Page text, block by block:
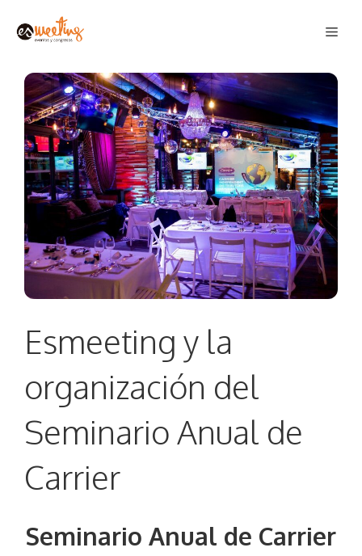
Esmeeting y la
organización del
Seminario Anual de
Carrier
Seminario Anual de Carrier